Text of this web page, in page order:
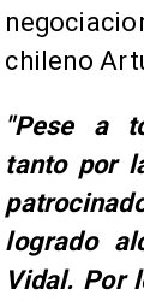
chileno
​"Pese a
tanto por
logrado
Vidal. Por